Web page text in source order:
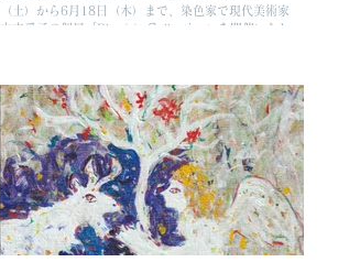
（土）から6月18日（木）まで、染色家で現代美術家
山本愛子の個展「Plan(e)t Collecting」を開催いたしま